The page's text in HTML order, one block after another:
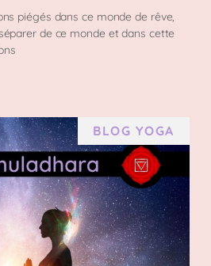
piégés dans ce monde de rêve,
de ce monde et dans cette
BLOG YOGA